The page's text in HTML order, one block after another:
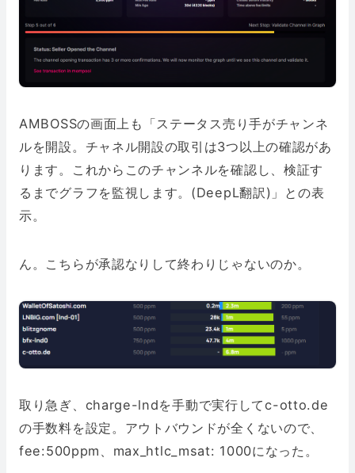
AMBOSSの画面上も「ステータス売り手がチャンネ
ルを開設。チャネル開設の取引は3つ以上の確認があ
ります。これからこのチャンネルを確認し、検証す
るまでグラフを監視します。(DeepL翻訳)」との表
示。
ん。こちらが承認なりして終わりじゃないのか。
取り急ぎ、charge-lndを手動で実行してc-otto.de
の手数料を設定。アウトバウンドが全くないので、
fee:500ppm、max_htlc_msat: 1000になった。